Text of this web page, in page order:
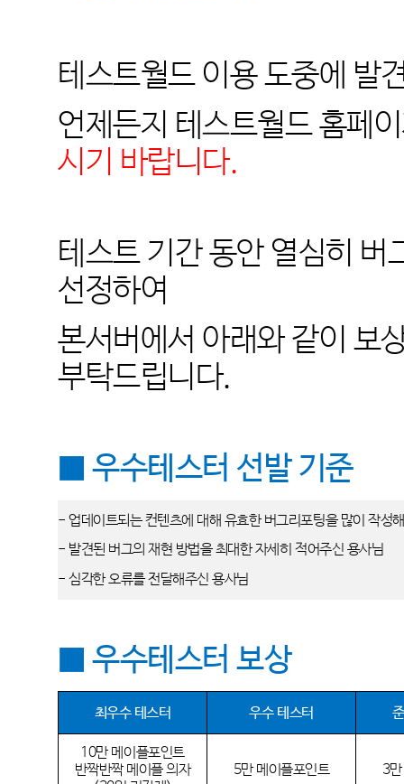
테스트월드 이용 도중에 발
언제든지 테스트월드 홈페
시기 바랍니다.
테스트 기간 동안 열심히
선정하여
본서버에서 아래와 같이 보
부탁드립니다.
■ 우수테스터 선발 기준
- 업데이트되는 컨텐츠에 대해 유효한 버그리포팅을 많이 작성
- 발견된 버그의 재현 방법을 최대한 자세히 적어주신 용사님
- 심각한 오류를 전달해주신 용사님
■ 우수테스터 보상
최우수 테스터 우수 테스터
10만 메이플포인트
반짝반짝 메이플 의자
5만 메이플포인트 3